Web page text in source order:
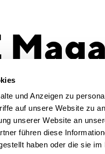
und Anzeigen zu
auf unsere Website zu
unserer Website an
führen diese
haben oder die sie
in dieser Ausgabe unter
Der neu S+W
Arbeitsweise – Wir